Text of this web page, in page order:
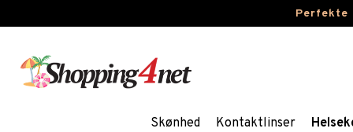
Perfekte
Skønhed Kontaktlinser